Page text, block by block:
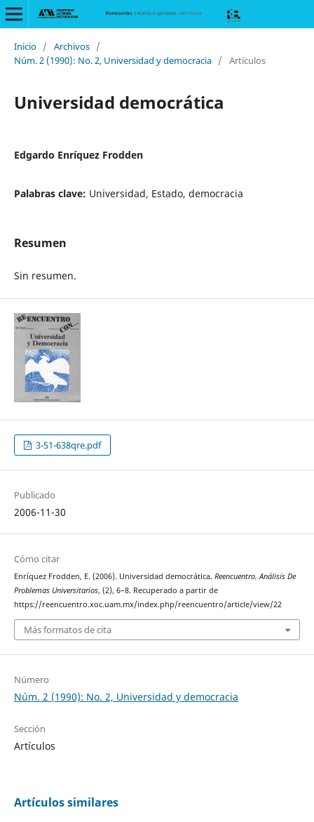
Inicio / Archivos /
Núm. 2 (1990): No. 2, Universidad y democracia / Artículos
Universidad democrática
Edgardo Enríquez Frodden
Palabras clave: Universidad, Estado, democracia
Resumen
Sin resumen.
3-51-638qre.pdf
Publicado
2006-11-30
Cómo citar
Enríquez Frodden, E. (2006). Universidad democrática. Reencuentro. Análisis De
Problemas Universitarios, (2), 6–8. Recuperado a partir de
https://reencuentro.xoc.uam.mx/index.php/reencuentro/article/view/22
Más formatos de cita
Número
Núm. 2 (1990): No. 2, Universidad y democracia
Sección
Artículos
Artículos similares